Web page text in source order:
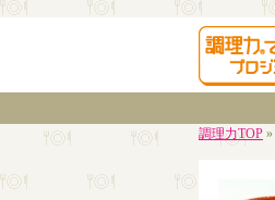
調理力TOP »